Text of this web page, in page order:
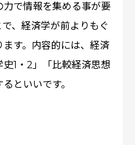
で情報を集める事が要
、経済学が前よりもぐ
す。内容的には、経済
1・2」「比較経済思想
といいです。